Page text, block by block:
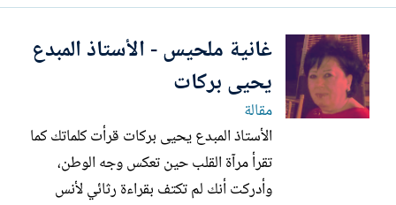
والخصومات. فإذا لم يرضه الفعل، هاجم
الفاعل ولو أصاب، وإذا كان الفاعل من دائرته،
برر له حتى الخطأ...
غانية ملحيس - الأستاذ المبدع
يحيى بركات
مقالة
الأستاذ المبدع يحيى بركات قرأت كلماتك كما
تقرأ مرآة القلب حين تعكس وجه الوطن،
وأدركت أنك لم تكتف بقراءة رثائي لأنس